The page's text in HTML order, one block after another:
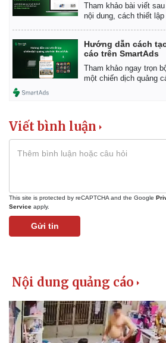
Tham khảo bài viết
nội dung, cách thiết lập
Hướng dẫn cách
cáo trên SmartAds
Tham khảo ngay trọn
một chiến dịch quảng
Viết bình luận
This site is protected by reCAPTCHA and the Google
Service apply.
Gửi tin